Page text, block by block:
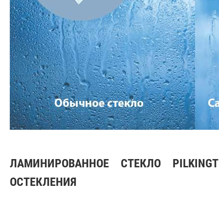
ЛАМИНИРОВАННОЕ СТЕКЛО
ОСТЕКЛЕНИЯ